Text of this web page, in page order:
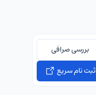
بررسی صرافی
ثبت نام سریع